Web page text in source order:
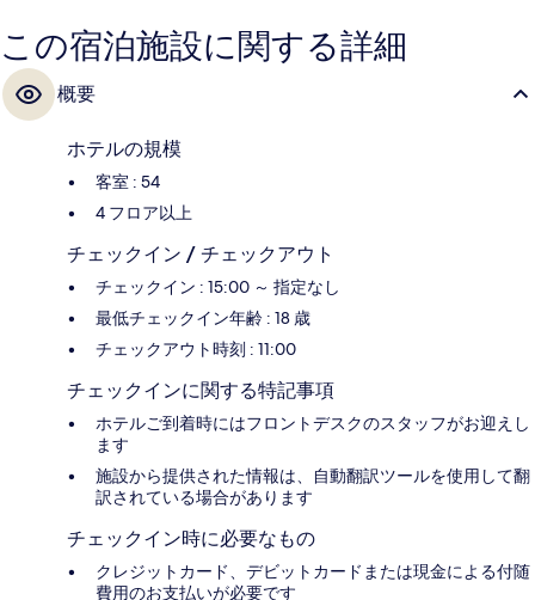
この宿泊施設に関する詳細
概要
ホテルの規模
客室 : 54
4 フロア以上
チェックイン / チェックアウト
チェックイン : 15:00 ～ 指定なし
最低チェックイン年齢 : 18 歳
チェックアウト時刻 : 11:00
チェックインに関する特記事項
ホテルご到着時にはフロントデスクのスタッフがお迎えし
ます
施設から提供された情報は、自動翻訳ツールを使用して翻
訳されている場合があります
チェックイン時に必要なもの
クレジットカード、デビットカードまたは現金による付随
費用のお支払いが必要です